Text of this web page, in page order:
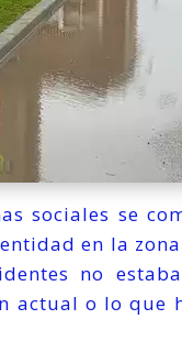
sociales se
en la
no
actual o lo que